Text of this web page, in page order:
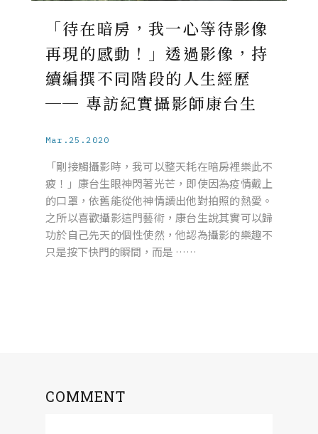
「待在暗房，我一心等待影像
再現的感動！」透過影像，持
續編撰不同階段的人生經歷
── 專訪紀實攝影師康台生
Mar.25.2020
「剛接觸攝影時，我可以整天耗在暗房裡樂此不
疲！」康台生眼神閃著光芒，即使因為疫情戴上
的口罩，依舊能從他神情讀出他對拍照的熱愛。
之所以喜歡攝影這門藝術，康台生說其實可以歸
功於自己先天的個性使然，他認為攝影的樂趣不
只是按下快門的瞬間，而是 ……
COMMENT